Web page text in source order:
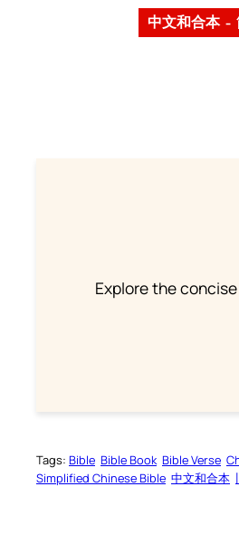
中文和合本 –
Explore the
Tags: Bible Bible Book Bible Verse
Simplified Chinese Bible 中文和合本